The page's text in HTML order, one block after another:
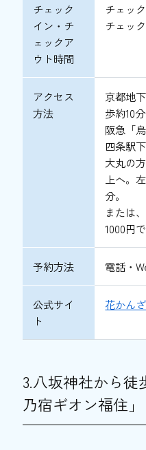
チェック
イン・チ
ェックア
ウト時間
チェッ
チェッ
アクセス
方法
京都地
歩約10分
阪急「
四条駅
大丸の
上へ。
分。
または
1000円で
予約方法 電話・
公式サイ
ト
花かん
3.八坂神社から
乃宿ギオン福住」